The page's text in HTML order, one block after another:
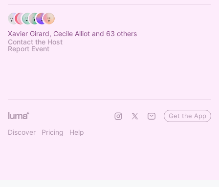
Xavier Girard, Cecile Alliot and 63 others
Contact the Host
Report Event
Discover Pricing Help
Get the App